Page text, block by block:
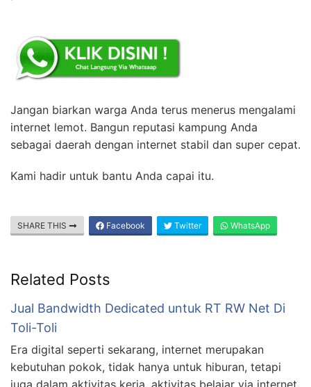
Jangan biarkan warga Anda terus menerus mengalami
internet lemot. Bangun reputasi kampung Anda
sebagai daerah dengan internet stabil dan super cepat.
Kami hadir untuk bantu Anda capai itu.
SHARE THIS Facebook Twitter WhatsApp
Related Posts
Jual Bandwidth Dedicated untuk RT RW Net Di
Toli-Toli
Era digital seperti sekarang, internet merupakan
kebutuhan pokok, tidak hanya untuk hiburan, tetapi